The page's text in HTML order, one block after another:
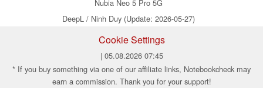
Nubia Neo 5 Pro 5G
DeepL / Ninh Duy (Update: 2026-05-27)
Cookie Settings
| 05.08.2026 07:45
* If you buy something via one of our affiliate links, Notebookcheck may
earn a commission. Thank you for your support!